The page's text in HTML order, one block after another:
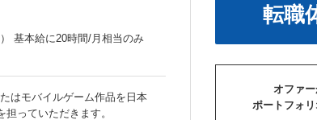
基本給に20時間/月相当のみ
はモバイルゲーム作品を日本
っていただきます。
転職
オファー
ポートフォリ